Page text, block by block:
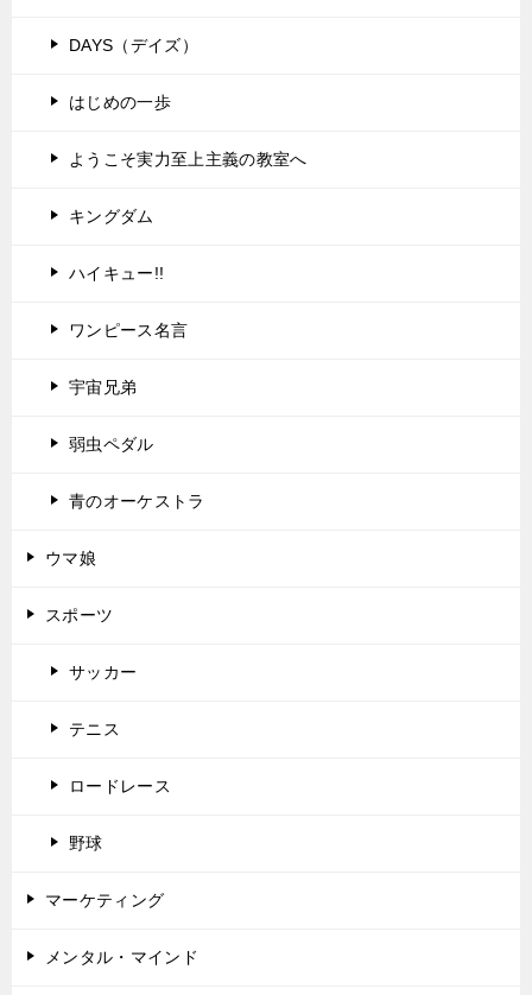
DAYS（デイズ）
はじめの一歩
ようこそ実力至上主義の教室へ
キングダム
ハイキュー!!
ワンピース名言
宇宙兄弟
弱虫ペダル
青のオーケストラ
ウマ娘
スポーツ
サッカー
テニス
ロードレース
野球
マーケティング
メンタル・マインド